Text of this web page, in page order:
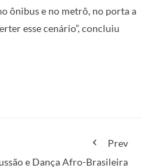
ônibus e no metrô, no porta a
esse cenário”, concluiu
Prev
e Dança Afro-Brasileira